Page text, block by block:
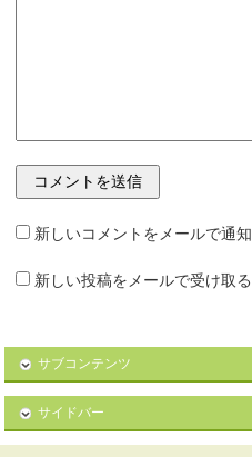
新しいコメントをメールで通知
新しい投稿をメールで受け取る
サブコンテンツ
サイドバー